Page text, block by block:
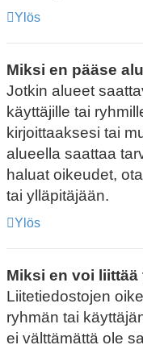
Ylös
Miksi en pääse
Jotkin alueet
käyttäjille tai
kirjoittaaksesi tai
alueella saattaa
haluat oikeudet,
tai ylläpitäjään.
Ylös
Miksi en voi
Liitetiedostojen
ryhmän tai
ei välttämättä ole